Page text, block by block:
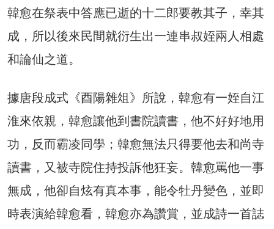
韓愈在祭表中答應已逝的十二郎要教其子，幸其
成，所以後來民間就衍生出一連串叔姪兩人相處
和論仙之道。
據唐段成式《酉陽雜俎》所說，韓愈有一姪自江
淮來依親，韓愈讓他到書院讀書，他不好好地用
功，反而霸凌同學；韓愈無法只得要他去和尚寺
讀書，又被寺院住持投訴他狂妄。韓愈罵他一事
無成，他卻自炫有真本事，能令牡丹變色，並即
時表演給韓愈看，韓愈亦為讚賞，並成詩一首誌